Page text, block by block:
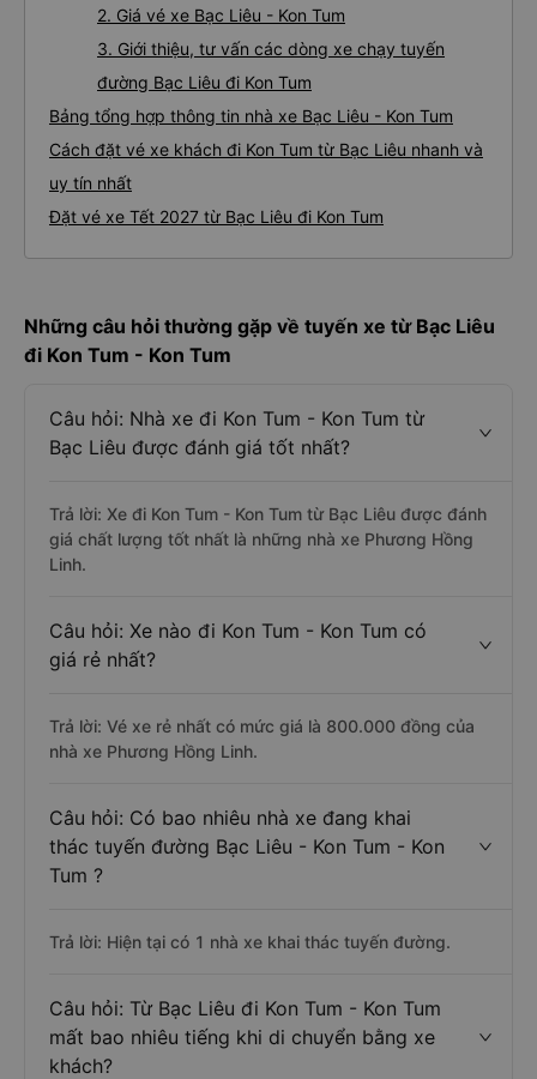
2. Giá vé xe Bạc Liêu - Kon Tum
3. Giới thiệu, tư vấn các dòng xe chạy tuyến
đường Bạc Liêu đi Kon Tum
Bảng tổng hợp thông tin nhà xe Bạc Liêu - Kon Tum
Cách đặt vé xe khách đi Kon Tum từ Bạc Liêu nhanh và
uy tín nhất
Đặt vé xe Tết 2027 từ Bạc Liêu đi Kon Tum
Những câu hỏi thường gặp về tuyến xe từ Bạc Liêu
đi Kon Tum - Kon Tum
Câu hỏi: Nhà xe đi Kon Tum - Kon Tum từ
Bạc Liêu được đánh giá tốt nhất?
Trả lời: Xe đi Kon Tum - Kon Tum từ Bạc Liêu được đánh
giá chất lượng tốt nhất là những nhà xe Phương Hồng
Linh.
Câu hỏi: Xe nào đi Kon Tum - Kon Tum có
giá rẻ nhất?
Trả lời: Vé xe rẻ nhất có mức giá là 800.000 đồng của
nhà xe Phương Hồng Linh.
Câu hỏi: Có bao nhiêu nhà xe đang khai
thác tuyến đường Bạc Liêu - Kon Tum - Kon
Tum ?
Trả lời: Hiện tại có 1 nhà xe khai thác tuyến đường.
Câu hỏi: Từ Bạc Liêu đi Kon Tum - Kon Tum
mất bao nhiêu tiếng khi di chuyển bằng xe
khách?